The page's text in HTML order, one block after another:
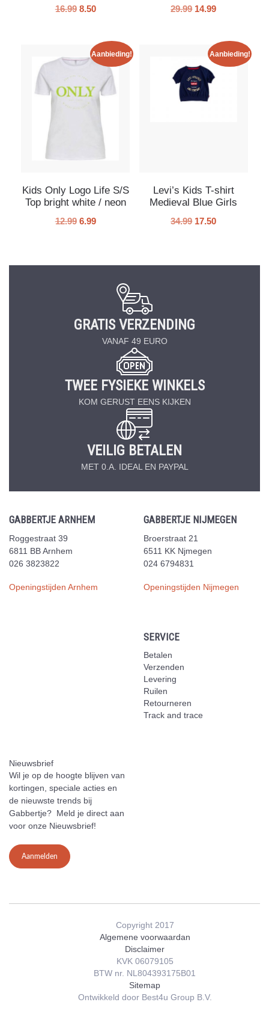
16.99 8.50 29.99 14.99
Aanbieding!
Kids Only Logo Life S/S
Top bright white / neon
12.99 6.99
Aanbieding!
Levi’s Kids T-shirt
Medieval Blue Girls
34.99 17.50
GRATIS VERZENDING
VANAF 49 EURO
TWEE FYSIEKE WINKELS
KOM GERUST EENS KIJKEN
VEILIG BETALEN
MET 0.A. IDEAL EN PAYPAL
GABBERTJE ARNHEM
Roggestraat 39
6811 BB Arnhem
026 3823822
Openingstijden Arnhem
GABBERTJE NIJMEGEN
Broerstraat 21
6511 KK Njmegen
024 6794831
Openingstijden Nijmegen
SERVICE
Betalen
Verzenden
Levering
Ruilen
Retourneren
Track and trace
Nieuwsbrief
Wil je op de hoogte blijven van
kortingen, speciale acties en
de nieuwste trends bij
Gabbertje? Meld je direct aan
voor onze Nieuwsbrief!
Aanmelden
Copyright 2017
Algemene voorwaardan
Disclaimer
KVK 06079105
BTW nr. NL804393175B01
Sitemap
Ontwikkeld door Best4u Group B.V.